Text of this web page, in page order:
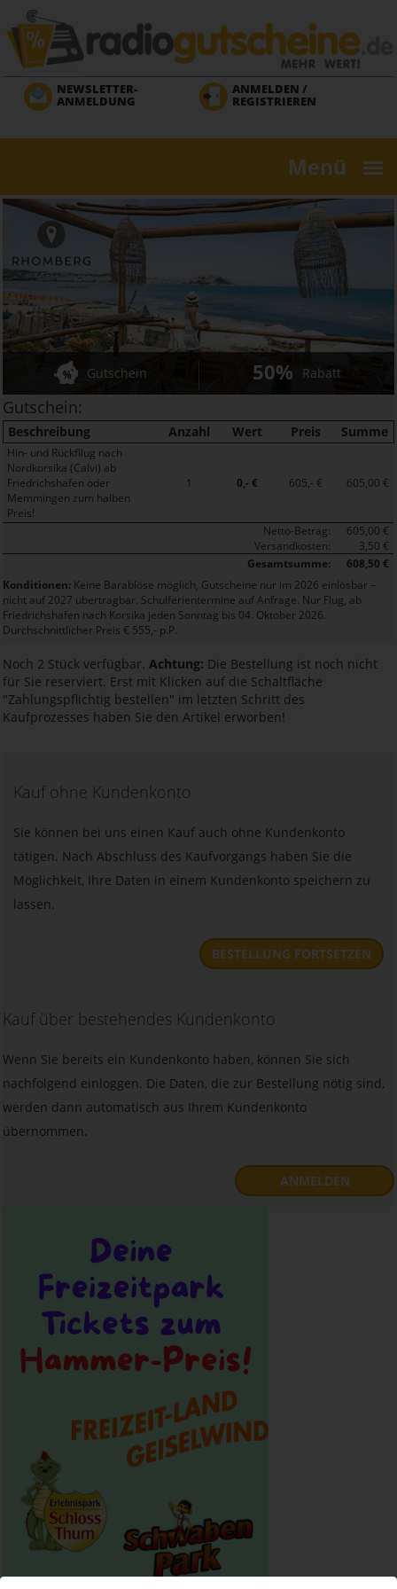
Direkt
zum
Inhalt
NEWSLETTER-
ANMELDUNG
ANMELDEN /
REGISTRIEREN
Menü
Gutschein 50% Rabatt
Gutschein:
Beschreibung Anzahl Wert Preis Summe
Hin- und Rückfllug nach
Nordkorsika (Calvi) ab
Friedrichshafen oder
Memmingen zum halben
Preis!
1 0,- € 605,- € 605,00 €
Netto-Betrag:
605,00 €
Versandkosten:
3,50 €
Gesamtsumme:
608,50 €
Konditionen: Keine Barablöse möglich, Gutscheine nur im 2026 einlösbar –
nicht auf 2027 übertragbar. Schulferientermine auf Anfrage. Nur Flug, ab
Friedrichshafen nach Korsika jeden Sonntag bis 04. Oktober 2026.
Durchschnittlicher Preis € 555,- p.P.
Noch 2 Stück verfügbar. Achtung: Die Bestellung ist noch nicht
für Sie reserviert. Erst mit Klicken auf die Schaltfläche
"Zahlungspflichtig bestellen" im letzten Schritt des
Kaufprozesses haben Sie den Artikel erworben!
Kauf ohne Kundenkonto
Sie können bei uns einen Kauf auch ohne Kundenkonto
tätigen. Nach Abschluss des Kaufvorgangs haben Sie die
Möglichkeit, Ihre Daten in einem Kundenkonto speichern zu
lassen.
BESTELLUNG FORTSETZEN
Kauf über bestehendes Kundenkonto
Wenn Sie bereits ein Kundenkonto haben, können Sie sich
nachfolgend einloggen. Die Daten, die zur Bestellung nötig sind,
werden dann automatisch aus Ihrem Kundenkonto
übernommen.
ANMELDEN